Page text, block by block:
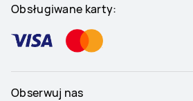
Obsługiwane karty:
Obserwuj nas